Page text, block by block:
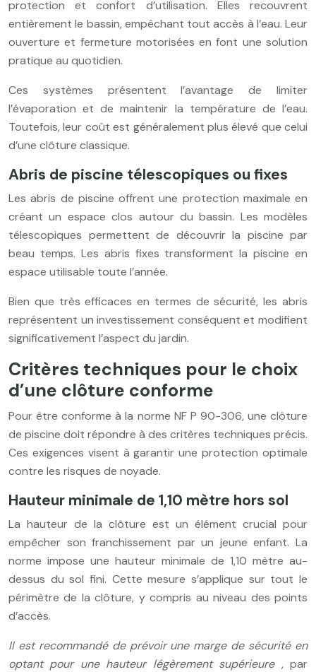
protection et confort d’utilisation. Elles recouvrent
entièrement le bassin, empêchant tout accès à l’eau. Leur
ouverture et fermeture motorisées en font une solution
pratique au quotidien.
Ces systèmes présentent l’avantage de limiter
l’évaporation et de maintenir la température de l’eau.
Toutefois, leur coût est généralement plus élevé que celui
d’une clôture classique.
Abris de piscine télescopiques ou fixes
Les abris de piscine offrent une protection maximale en
créant un espace clos autour du bassin. Les modèles
télescopiques permettent de découvrir la piscine par
beau temps. Les abris fixes transforment la piscine en
espace utilisable toute l’année.
Bien que très efficaces en termes de sécurité, les abris
représentent un investissement conséquent et modifient
significativement l’aspect du jardin.
Critères techniques pour le choix
d’une clôture conforme
Pour être conforme à la norme NF P 90-306, une clôture
de piscine doit répondre à des critères techniques précis.
Ces exigences visent à garantir une protection optimale
contre les risques de noyade.
Hauteur minimale de 1,10 mètre hors sol
La hauteur de la clôture est un élément crucial pour
empêcher son franchissement par un jeune enfant. La
norme impose une hauteur minimale de 1,10 mètre au-
dessus du sol fini. Cette mesure s’applique sur tout le
périmètre de la clôture, y compris au niveau des points
d’accès.
Il est recommandé de prévoir une marge de sécurité en
optant pour une hauteur légèrement supérieure , par